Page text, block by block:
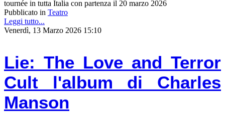
tournée in tutta Italia con partenza il 20 marzo 2026
Pubblicato in Teatro
Leggi tutto...
Venerdì, 13 Marzo 2026 15:10
Lie: The Love and Terror
Cult l'album di Charles
Manson